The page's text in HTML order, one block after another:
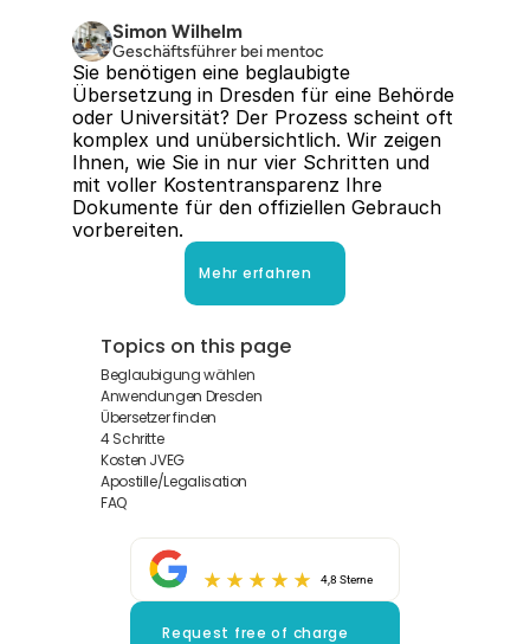
Simon Wilhelm
Geschäftsführer bei mentoc
Sie benötigen eine beglaubigte
Übersetzung in Dresden für eine Behörde
oder Universität? Der Prozess scheint oft
komplex und unübersichtlich. Wir zeigen
Ihnen, wie Sie in nur vier Schritten und
mit voller Kostentransparenz Ihre
Dokumente für den offiziellen Gebrauch
vorbereiten.
Mehr erfahren
Topics on this page
Beglaubigung wählen
Anwendungen Dresden
Übersetzer finden
4 Schritte
Kosten JVEG
Apostille/Legalisation
FAQ
4,8 Sterne
Request free of charge